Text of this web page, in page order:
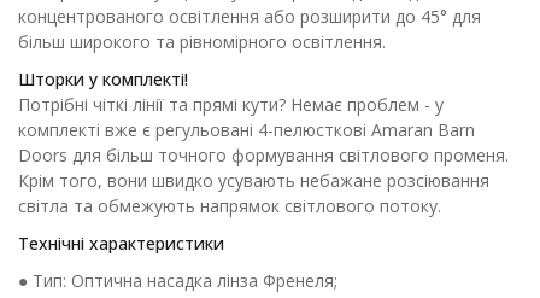
концентрованого освітлення або розширити до 45° для
більш широкого та рівномірного освітлення.
Шторки у комплекті!
Потрібні чіткі лінії та прямі кути? Немає проблем - у
комплекті вже є регульовані 4-пелюсткові Amaran Barn
Doors для більш точного формування світлового променя.
Крім того, вони швидко усувають небажане розсіювання
світла та обмежують напрямок світлового потоку.
Технічні характеристики
● Тип: Оптична насадка лінза Френеля;